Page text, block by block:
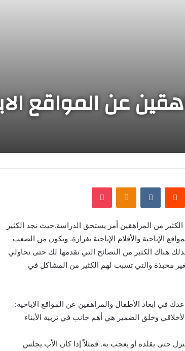
عن المواقع
بينتيريست
الكثير من المراهقين أمر يستحق الدراسة.حيث نجد الكثير
الإباحية والأفلام الإباحية بغزارة. ويكون من الصعب
هناك الكثير من النصائح التي نقدمها لك حتى تحاولي
محبذة والتي تسبب لهم الكثير من المشاكل في
في ابعاد الأطفال والمراهقين عن المواقع الإباحية:
وخلق الضمير هي أهم جانب في تربية الأبناء
حتى يقلده أو يعجب به. فمثلاً إذا كان الأب يجلس
كيفية التخلص من أغراض الأطفال
مع الحفاظ على الذكريات الغالية
في منزلك
كيف تتقنين طبخ وجبات عالمية